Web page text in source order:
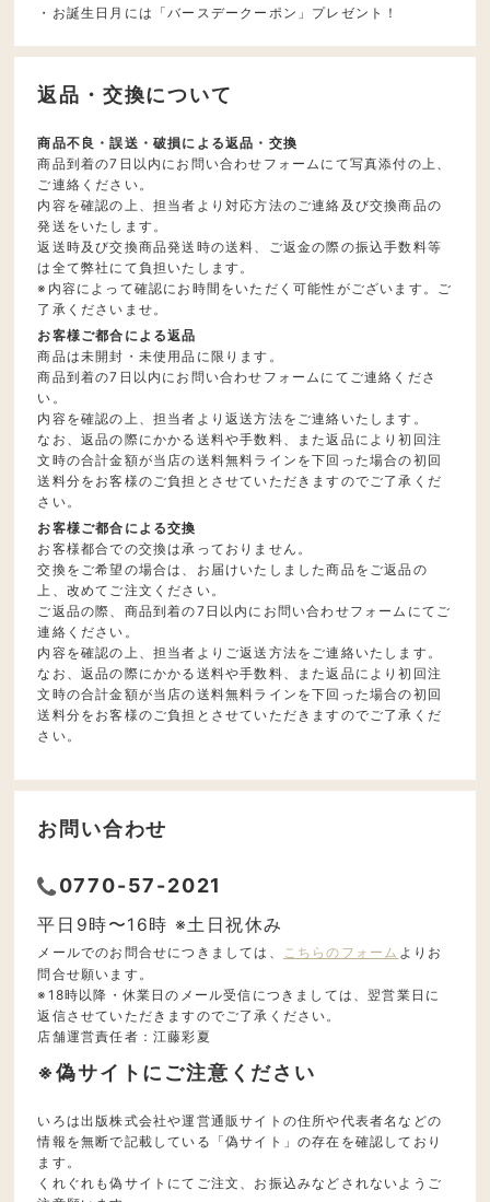
・お誕生日月には「バースデークーポン」プレゼント！
返品・交換について
商品不良・誤送・破損による返品・交換
商品到着の7日以内にお問い合わせフォームにて写真添付の上、
ご連絡ください。
内容を確認の上、担当者より対応方法のご連絡及び交換商品の
発送をいたします。
返送時及び交換商品発送時の送料、ご返金の際の振込手数料等
は全て弊社にて負担いたします。
※内容によって確認にお時間をいただく可能性がございます。ご
了承くださいませ。
お客様ご都合による返品
商品は未開封・未使用品に限ります。
商品到着の7日以内にお問い合わせフォームにてご連絡くださ
い。
内容を確認の上、担当者より返送方法をご連絡いたします。
なお、返品の際にかかる送料や手数料、また返品により初回注
文時の合計金額が当店の送料無料ラインを下回った場合の初回
送料分をお客様のご負担とさせていただきますのでご了承くだ
さい。
お客様ご都合による交換
お客様都合での交換は承っておりません。
交換をご希望の場合は、お届けいたしました商品をご返品の
上、改めてご注文ください。
ご返品の際、商品到着の7日以内にお問い合わせフォームにてご
連絡ください。
内容を確認の上、担当者よりご返送方法をご連絡いたします。
なお、返品の際にかかる送料や手数料、また返品により初回注
文時の合計金額が当店の送料無料ラインを下回った場合の初回
送料分をお客様のご負担とさせていただきますのでご了承くだ
さい。
お問い合わせ
0770-57-2021
平日9時〜16時 ※土日祝休み
メールでのお問合せにつきましては、 こちらのフォーム よりお
問合せ願います。
※18時以降・休業日のメール受信につきましては、翌営業日に
返信させていただきますのでご了承ください。
店舗運営責任者：江藤彩夏
※偽サイトにご注意ください
いろは出版株式会社や運営通販サイトの住所や代表者名などの
情報を無断で記載している「偽サイト」の存在を確認しており
ます。
くれぐれも偽サイトにてご注文、お振込みなどされないようご